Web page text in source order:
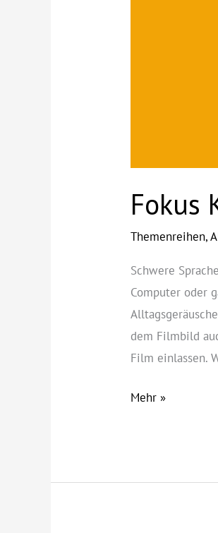
Fokus
Themenreihen,
Schwere
Computer oder
dem Filmbild
Film einlassen.
Fokus
Mehr »